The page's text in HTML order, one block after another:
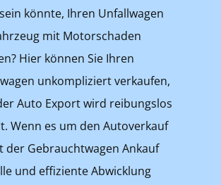
könnte, Ihren Unfallwagen
mit Motorschaden
Hier können Sie Ihren
unkompliziert verkaufen,
Auto Export wird reibungslos
Wenn es um den Autoverkauf
der Gebrauchtwagen Ankauf
und effiziente Abwicklung